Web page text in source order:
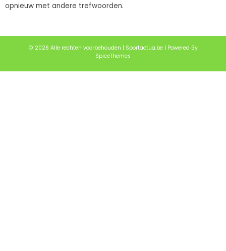
opnieuw met andere trefwoorden.
© 2026 Alle rechten voorbehouden | Sportactua.be | Powered By
SpiceThemes